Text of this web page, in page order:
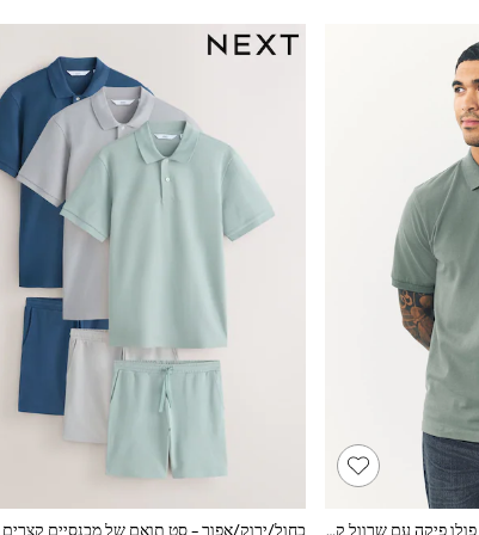
Trending
ירוק מרווה - גזרה רגילה - חולצת פולו פיקה עם שרוול קצר